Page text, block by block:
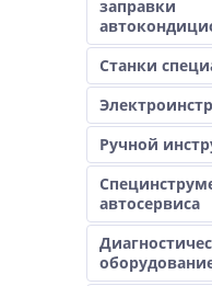
заправки
Станки
Ручной
автосервиса